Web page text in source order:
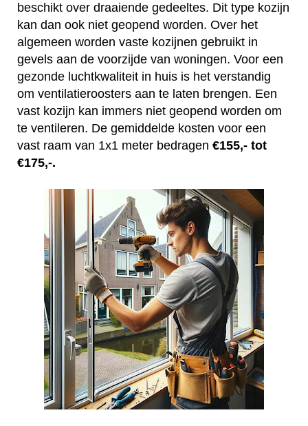
beschikt over draaiende gedeeltes. Dit type kozijn
kan dan ook niet geopend worden. Over het
algemeen worden vaste kozijnen gebruikt in
gevels aan de voorzijde van woningen. Voor een
gezonde luchtkwaliteit in huis is het verstandig
om ventilatieroosters aan te laten brengen. Een
vast kozijn kan immers niet geopend worden om
te ventileren. De gemiddelde kosten voor een
vast raam van 1x1 meter bedragen €155,- tot
€175,-.